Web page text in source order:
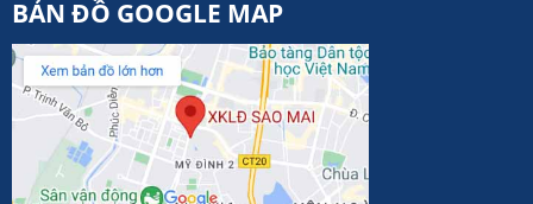
BẢN ĐỒ GOOGLE MAP